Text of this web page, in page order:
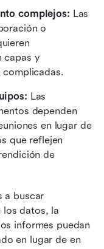
complejos: Las
o
capas y
Las
dependen
en lugar de
que reflejen
de
a buscar
los datos, la
informes puedan
en lugar de en